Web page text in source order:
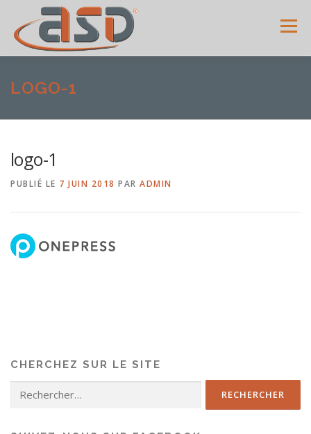
Menu
ACCUEIL
CONTACT
LOGO-1
logo-1
PUBLIÉ LE 7 JUIN 2018 PAR ADMIN
CHERCHEZ SUR LE SITE